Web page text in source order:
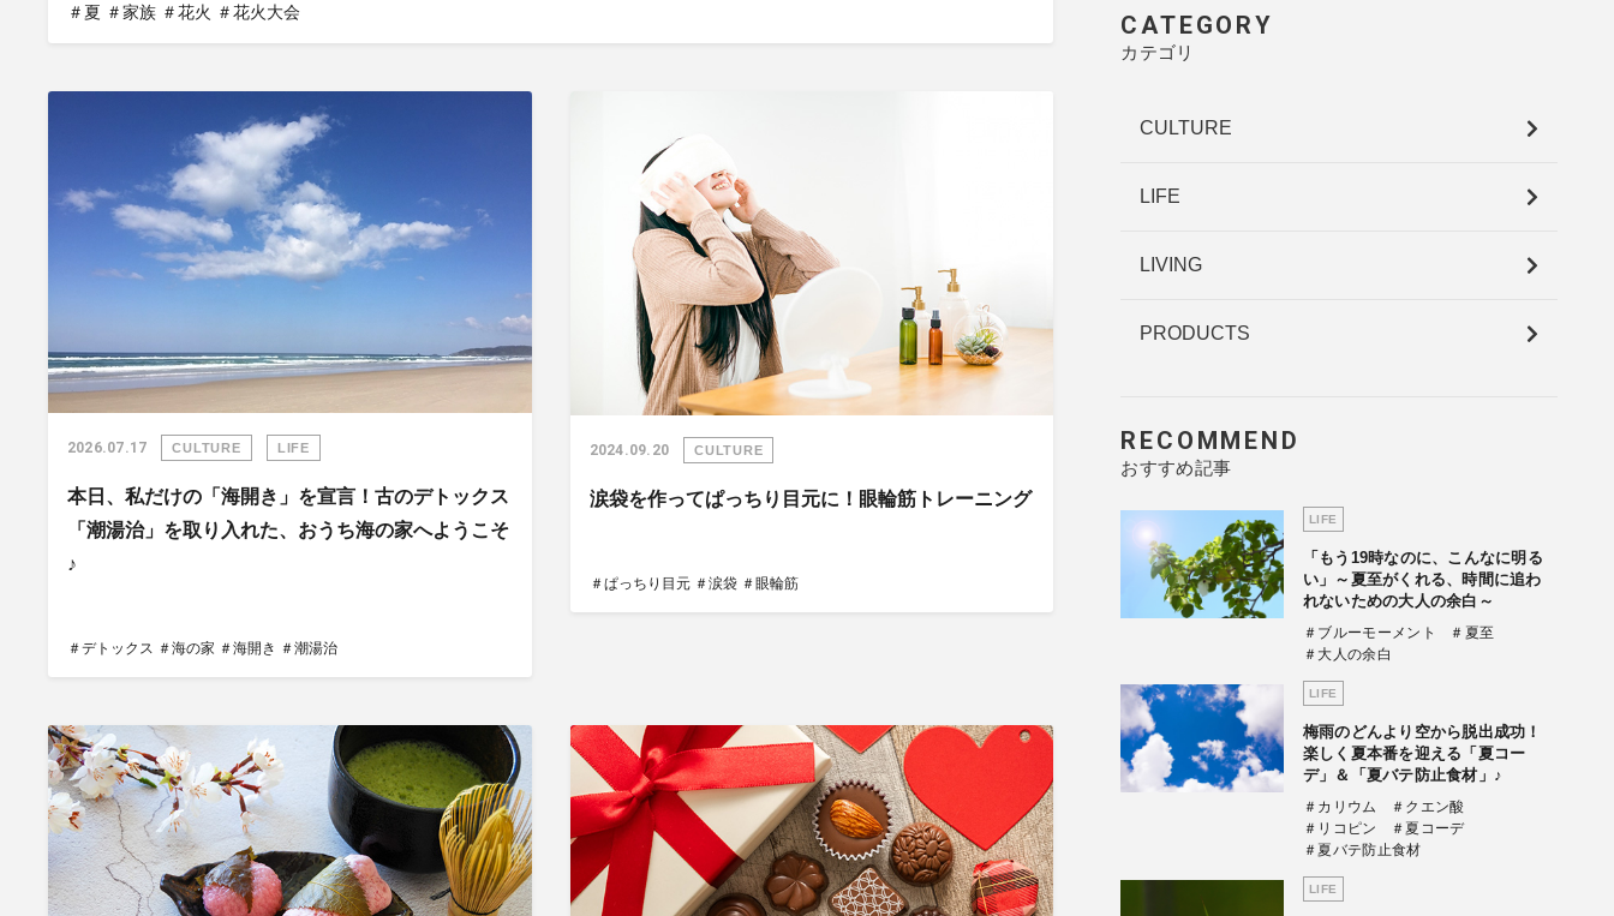
＃夏 ＃家族 ＃花火 ＃花火大会
2026.07.17 CULTURE LIFE
本日、私だけの「海開き」を宣言！古のデトックス
「潮湯治」を取り入れた、おうち海の家へようこそ
♪
＃デトックス ＃海の家 ＃海開き ＃潮湯治
2024.09.20 CULTURE
涙袋を作ってぱっちり目元に！眼輪筋トレーニング
＃ぱっちり目元 ＃涙袋 ＃眼輪筋
CATEGORY
カテゴリ
CULTURE
LIFE
LIVING
PRODUCTS
RECOMMEND
おすすめ記事
LIFE
「もう19時なのに、こんなに明る
い」～夏至がくれる、時間に追わ
れないための大人の余白～
＃ブルーモーメント
＃夏至
＃大人の余白
LIFE
梅雨のどんより空から脱出成功！
楽しく夏本番を迎える「夏コー
デ」＆「夏バテ防止食材」♪
＃カリウム
＃クエン酸
＃リコピン
＃夏コーデ
＃夏バテ防止食材
LIFE